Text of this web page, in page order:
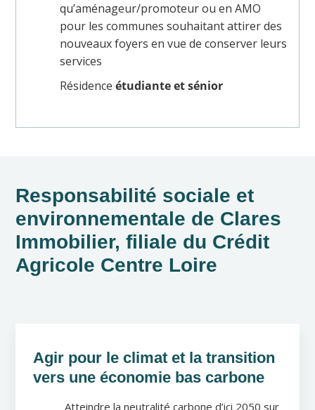
qu’aménageur/promoteur ou en AMO
pour les communes souhaitant attirer des
nouveaux foyers en vue de conserver leurs
services
Résidence étudiante et sénior
Responsabilité sociale et
environnementale de Clares
Immobilier, filiale du Crédit
Agricole Centre Loire
Agir pour le climat et la transition
vers une économie bas carbone
Atteindre la neutralité carbone d’ici 2050 sur